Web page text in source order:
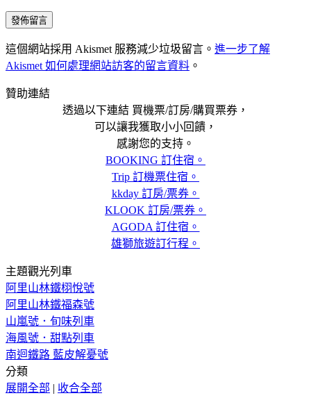
這個網站採用 Akismet 服務減少垃圾留言。 進一步了解
Akismet 如何處理網站訪客的留言資料 。
贊助連結
透過以下連結 買機票/訂房/購買票券，
可以讓我獲取小小回饋，
感謝您的支持。
BOOKING 訂住宿。
Trip 訂機票住宿。
kkday 訂房/票券。
KLOOK 訂房/票券。
AGODA 訂住宿。
雄獅旅遊訂行程。
主題觀光列車
阿里山林鐵栩悅號
阿里山林鐵福森號
山嵐號．旬味列車
海風號．甜點列車
南迴鐵路 藍皮解憂號
分類
展開全部 | 收合全部